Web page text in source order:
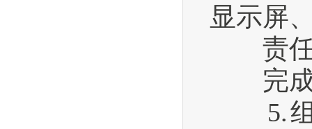
显示屏
责任
完成
5.组